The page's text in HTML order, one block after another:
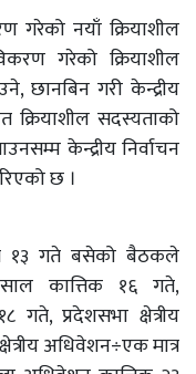
गरेको नयाँ क्रियाशील
गरेको क्रियाशील
छानबिन गरी केन्द्रीय
क्रियाशील सदस्यताको
केन्द्रीय निर्वाचन
छ ।
१३ गते बसेको बैठकले
कात्तिक १६ गते,
गते, प्रदेशसभा क्षेत्रीय
अधिवेशन÷एक मात्र